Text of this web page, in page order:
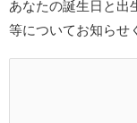
あなたの誕生日と出
等についてお知らせ